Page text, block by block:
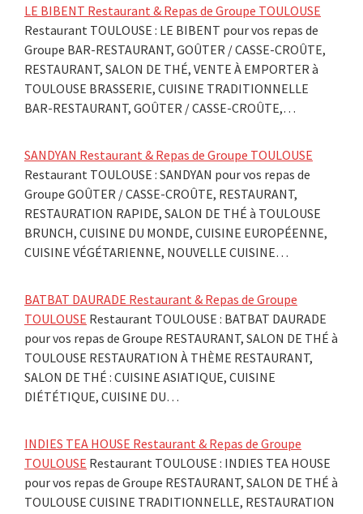
LE BIBENT Restaurant & Repas de Groupe TOULOUSE
Restaurant TOULOUSE : LE BIBENT pour vos repas de
Groupe BAR-RESTAURANT, GOÛTER / CASSE-CROÛTE,
RESTAURANT, SALON DE THÉ, VENTE À EMPORTER à
TOULOUSE BRASSERIE, CUISINE TRADITIONNELLE
BAR-RESTAURANT, GOÛTER / CASSE-CROÛTE,…
SANDYAN Restaurant & Repas de Groupe TOULOUSE
Restaurant TOULOUSE : SANDYAN pour vos repas de
Groupe GOÛTER / CASSE-CROÛTE, RESTAURANT,
RESTAURATION RAPIDE, SALON DE THÉ à TOULOUSE
BRUNCH, CUISINE DU MONDE, CUISINE EUROPÉENNE,
CUISINE VÉGÉTARIENNE, NOUVELLE CUISINE…
BATBAT DAURADE Restaurant & Repas de Groupe
TOULOUSE Restaurant TOULOUSE : BATBAT DAURADE
pour vos repas de Groupe RESTAURANT, SALON DE THÉ à
TOULOUSE RESTAURATION À THÈME RESTAURANT,
SALON DE THÉ : CUISINE ASIATIQUE, CUISINE
DIÉTÉTIQUE, CUISINE DU…
INDIES TEA HOUSE Restaurant & Repas de Groupe
TOULOUSE Restaurant TOULOUSE : INDIES TEA HOUSE
pour vos repas de Groupe RESTAURANT, SALON DE THÉ à
TOULOUSE CUISINE TRADITIONNELLE, RESTAURATION